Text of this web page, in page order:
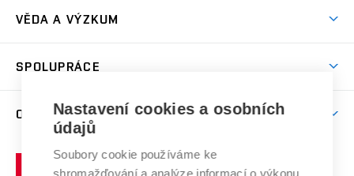
Sport na VUT
Brno
Dny otevřených dveří
Celoživotní vzdělávání
E-přihláška
Harmonogram akademického roku
Závěrečné práce
Doktorské studium
Zpracování osobních údajů studentů
Sociální bezpečí
Studium bez bariér
Podpora podnikání
VĚDA A VÝZKUM
Mezinárodní vědecká rada
Systém zajišťování kvality výzkumu
Výzkumné infrastruktury
SPOLUPRÁCE
Zahraniční spolupráce
Spolupráce se školami
O UNIVERZITĚ
Profil univerzity
Nastavení cookies a osobních
údajů
Soubory cookie používáme ke
shromažďování a analýze informací o výkonu